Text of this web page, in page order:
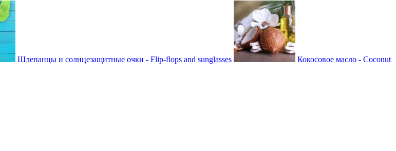
Шлепанцы и солнцезащитные очки - Flip-flops and sunglasses Кокосовое масло - Coconut